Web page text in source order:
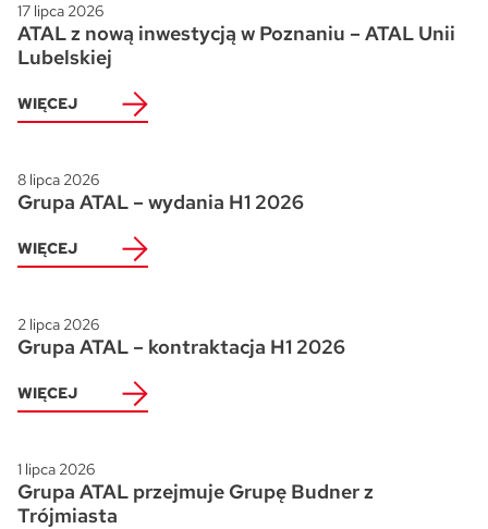
17 lipca 2026
ATAL z nową inwestycją w Poznaniu – ATAL Unii
Lubelskiej
WIĘCEJ
8 lipca 2026
Grupa ATAL – wydania H1 2026
WIĘCEJ
2 lipca 2026
Grupa ATAL – kontraktacja H1 2026
WIĘCEJ
1 lipca 2026
Grupa ATAL przejmuje Grupę Budner z
Trójmiasta